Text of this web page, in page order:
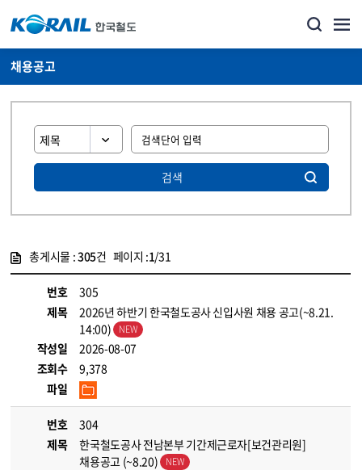
채용공고
검색
총게시물 :305건 페이지 :1/31
번호
305
제목
2026년 하반기 한국철도공사 신입사원 채용 공고(~8.21.
14:00)
작성일
2026-08-07
조회수
9,378
파일
번호
304
제목
한국철도공사 전남본부 기간제근로자[보건관리원]
채용공고 (~8.20)